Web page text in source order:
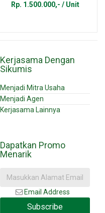
Rp. 1.500.000,- / Unit
Kerjasama Dengan
Sikumis
Menjadi Mitra Usaha
Menjadi Agen
Kerjasama Lainnya
Dapatkan Promo
Menarik
Email Address
Subscribe